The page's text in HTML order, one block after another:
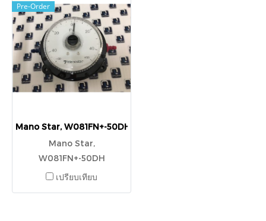
Pre-Order
Mano Star, W081FN+-50DH
Mano Star,
W081FN+-50DH
เปรียบเทียบ